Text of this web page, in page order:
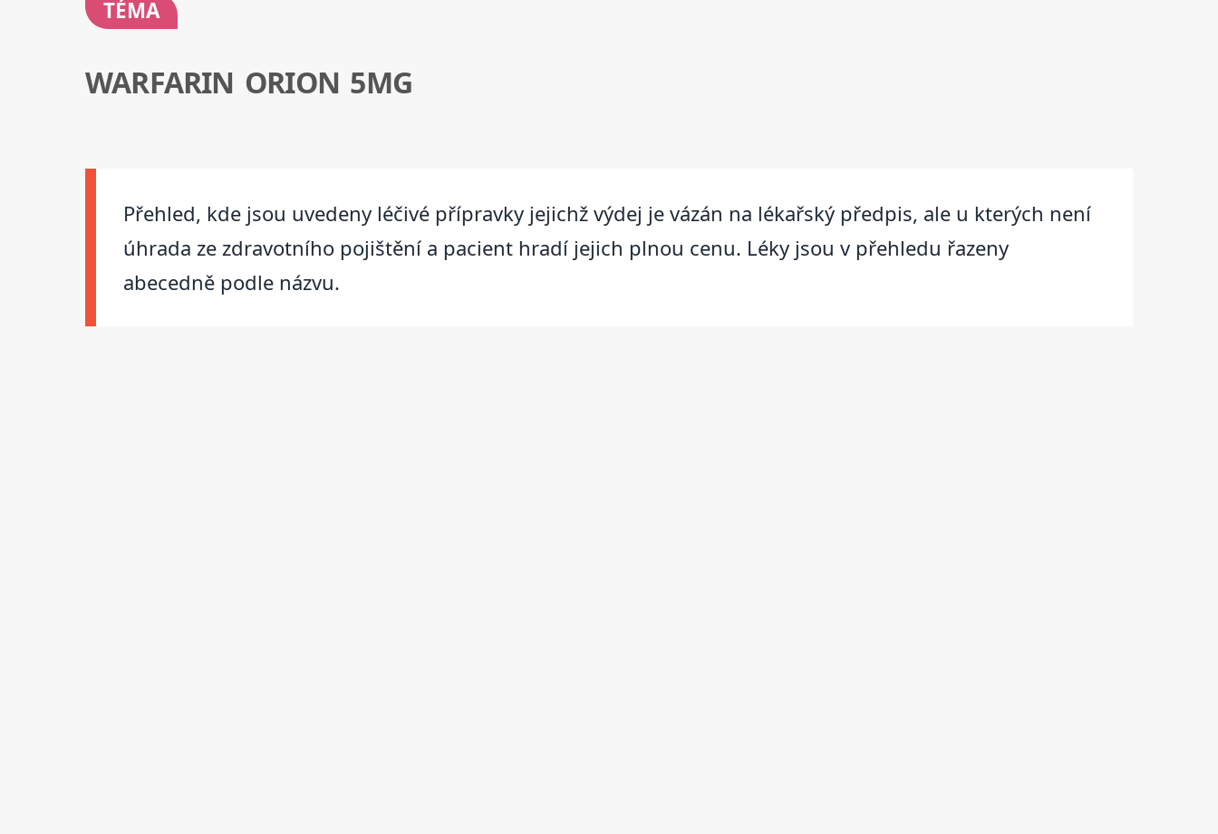
TÉMA
WARFARIN ORION 5MG
Přehled, kde jsou uvedeny léčivé přípravky jejichž výdej je vázán na lékařský předpis, ale u kterých není
úhrada ze zdravotního pojištění a pacient hradí jejich plnou cenu. Léky jsou v přehledu řazeny
abecedně podle názvu.